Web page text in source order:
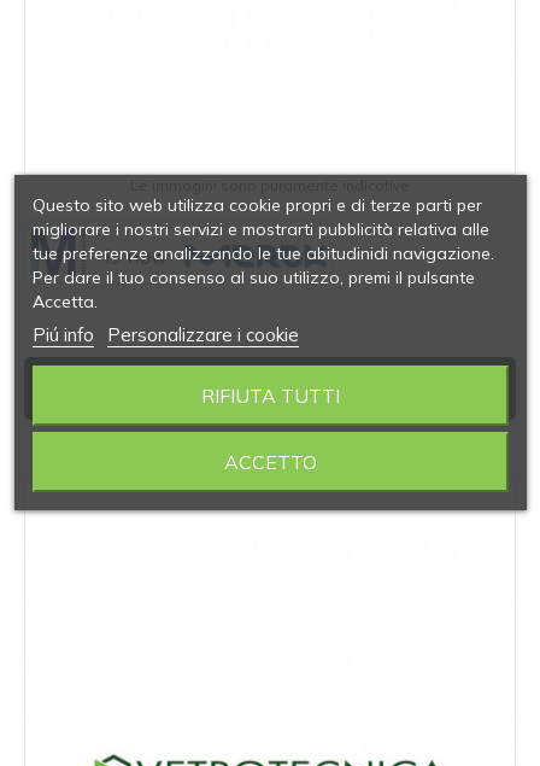
PRODOTTI SIMILI
Questo sito web utilizza cookie propri e di terze parti per
migliorare i nostri servizi e mostrarti pubblicità relativa alle
tue preferenze analizzando le tue abitudinidi navigazione.
Per dare il tuo consenso al suo utilizzo, premi il pulsante
Accetta.
Piú info Personalizzare i cookie
RIFIUTA TUTTI
ACCETTO